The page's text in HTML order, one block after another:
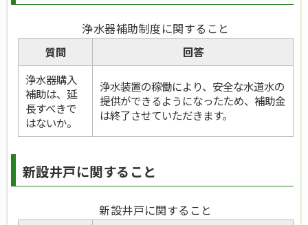
浄水器補助制度に関すること
質問
回答
浄水器購入
補助は、延
長すべきで
はないか。
浄水装置の稼働により、安全な水道水の
提供ができるようになったため、補助金
は終了させていただきます。
新設井戸に関すること
新設井戸に関すること